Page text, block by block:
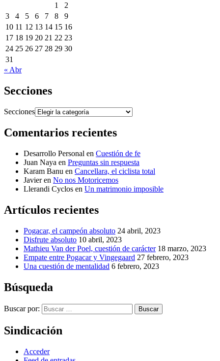
1
2
3
4 5 6 7 8
9
10 11 12 13 14 15 16
17 18 19 20 21 22 23
24 25 26 27 28 29 30
31
« Abr
Secciones
Secciones
Comentarios recientes
Desarrollo Personal en Cuestión de fe
Juan Naya en Preguntas sin respuesta
Karam Banu en Cancellara, el ciclista total
Javieren No nos Motoricemos
Llerandi Cyclos en Un matrimonio imposible
Artículos recientes
Pogacar, el campeón absoluto 24 abril, 2023
Disfrute absoluto 10 abril, 2023
Mathieu Van der Poel, cuestión de carácter 18 marzo, 2023
Empate entre Pogacar y Vingegaard 27 febrero, 2023
Una cuestión de mentalidad 6 febrero, 2023
Búsqueda
Buscar por: Buscar
Sindicación
Acceder